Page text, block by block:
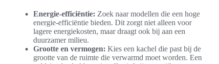
Energie-efficiëntie: Zoek naar modellen die een hoge
energie-efficiëntie bieden. Dit zorgt niet alleen voor
lagere energiekosten, maar draagt ook bij aan een
duurzamer milieu.
Grootte en vermogen: Kies een kachel die past bij de
grootte van de ruimte die verwarmd moet worden. Een